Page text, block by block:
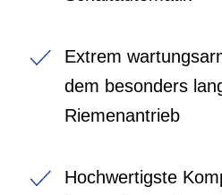
Extrem
dem besonders
Riemenantrieb
Hochwertigste